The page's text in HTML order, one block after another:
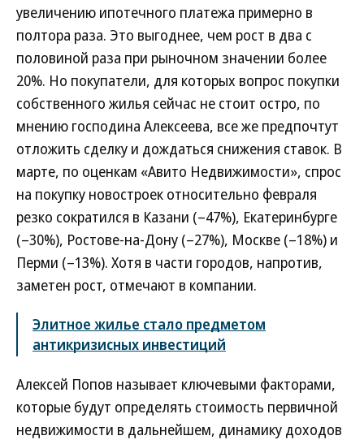
увеличению ипотечного платежа примерно в
полтора раза. Это выгоднее, чем рост в два с
половиной раза при рыночном значении более
20%. Но покупатели, для которых вопрос покупки
собственного жилья сейчас не стоит остро, по
мнению господина Алексеева, все же предпочтут
отложить сделку и дождаться снижения ставок. В
марте, по оценкам «Авито Недвижимости», спрос
на покупку новостроек относительно февраля
резко сократился в Казани (–47%), Екатеринбурге
(–30%), Ростове-на-Дону (–27%), Москве (–18%) и
Перми (–13%). Хотя в части городов, напротив,
заметен рост, отмечают в компании.
Элитное жилье стало предметом
антикризисных инвестиций
Алексей Попов называет ключевыми факторами,
которые будут определять стоимость первичной
недвижимости в дальнейшем, динамику доходов